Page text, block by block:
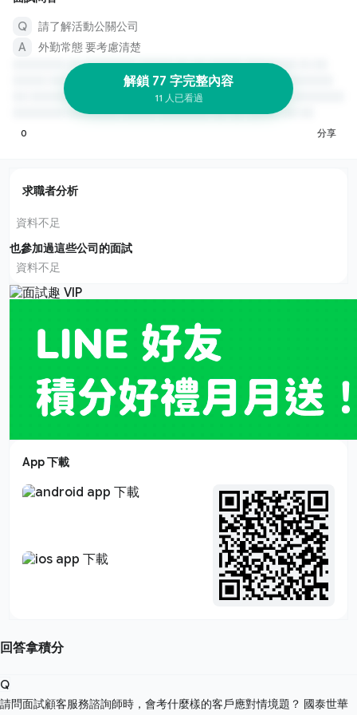
請了解活動公關公司
外勤常態 要考慮清楚
解鎖 77 字完整內容
11 人已看過
0 分享
求職者分析
資料不足
也參加過這些公司的面試
資料不足
App 下載
回答拿積分
Q
請問面試顧客服務諮詢師時，會考什麼樣的客戶應對情境題？ 國泰世華